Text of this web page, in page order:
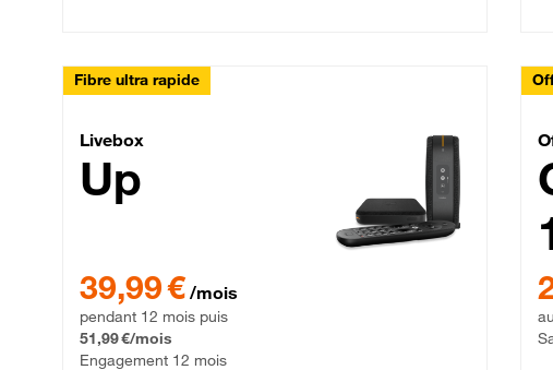
Fibre ultra rapide
Livebox Up Fibre
Livebox
Up
39,99 € /mois
pendant 12 mois puis
51,99 €/mois
Engagement 12 mois